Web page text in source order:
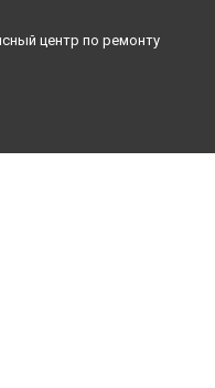
центр по ремонту